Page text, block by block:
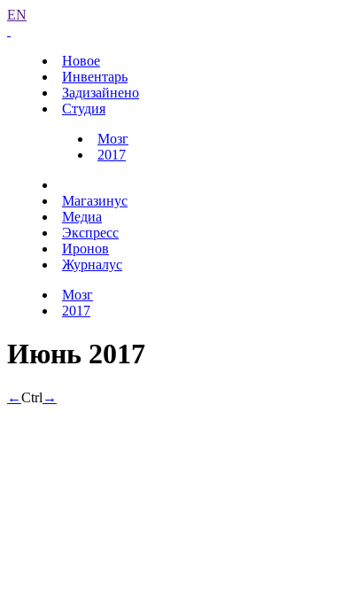
EN
Новое
Инвентарь
Задизайнено
Студия
Мозг
2017
Магазинус
Медиа
Экспресс
Иронов
Журналус
Мозг
2017
Июнь 2017
←Ctrl →